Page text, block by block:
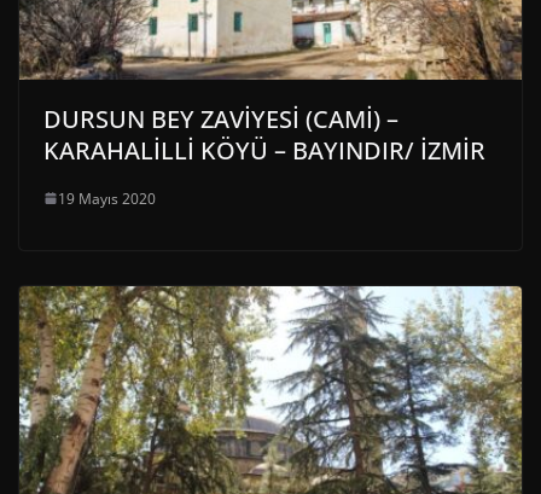
DURSUN BEY ZAVİYESİ (CAMİ) –
KARAHALİLLİ KÖYÜ – BAYINDIR/ İZMİR
19 Mayıs 2020